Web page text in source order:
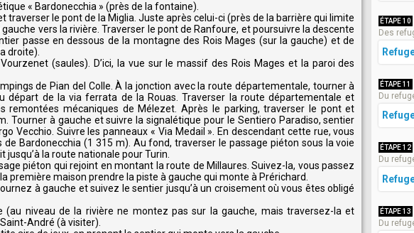
« Bardonecchia » (près de la fontaine).
traverser le pont de la Miglia. Juste après celui-ci (près de la barrière qui limite
vers la rivière. Traverser le pont de Ranfoure, et poursuivre la descente
passe en dessous de la montagne des Rois Mages (sur la gauche) et de
droite).
(saules). D’ici, la vue sur le massif des Rois Mages et la paroi des
de Pian del Colle. À la jonction avec la route départementale, tourner à
départ de la via ferrata de la Rouas. Traverser la route départementale et
remontées mécaniques de Mélezet. Après le parking, traverser le pont et
Tourner à gauche et suivre la signalétique pour le Sentiero Paradiso, sentier
Vecchio. Suivre les panneaux « Via Medail ». En descendant cette rue, vous
Bardonecchia (1 315 m). Au fond, traverser le passage piéton sous la voie
la route nationale pour Turin.
piéton qui rejoint en montant la route de Millaures. Suivez-la, vous passez
première maison prendre la piste à gauche qui monte à Prérichard.
à gauche et suivez le sentier jusqu’à un croisement où vous êtes obligé
(au niveau de la rivière ne montez pas sur la gauche, mais traversez-la et
André (à visiter).
ÉTAPE 10
Des
ÉTAPE 11
Du
ÉTAPE 12
Du
ÉTAPE 13
Du